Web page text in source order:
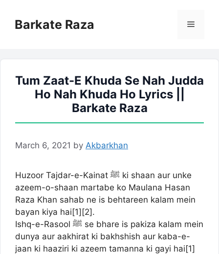
contentBarkate Raza Menu
Tum Zaat-E Khuda Se Nah Judda
Ho Nah Khuda Ho Lyrics ||
Barkate Raza
March 6, 2021 by Akbarkhan
Huzoor Tajdar-e-Kainat ﷺ ki shaan aur unke
azeem-o-shaan martabe ko Maulana Hasan
Raza Khan sahab ne is behtareen kalam mein
bayan kiya hai[1][2].
Ishq-e-Rasool ﷺ se bhare is pakiza kalam mein
dunya aur aakhirat ki bakhshish aur kaba-e-
jaan ki haaziri ki azeem tamanna ki gayi hai[1]